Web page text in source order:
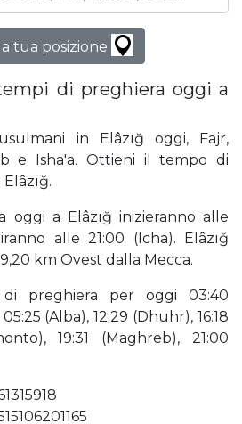
tua posizione
di preghiera oggi a
in Elâzığ oggi, Fajr,
e Isha'a. Ottieni il tempo di
oggi a Elâzığ inizieranno alle
alle 21:00 (Icha). Elâzığ
km Ovest dalla Mecca.
preghiera per oggi 03:40
(Alba), 12:29 (Dhuhr), 16:18
19:31 (Maghreb), 21:00